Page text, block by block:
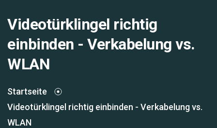
Videotürklingel richtig
einbinden - Verkabelung vs.
WLAN
Startseite
Videotürklingel richtig einbinden - Verkabelung vs.
WLAN